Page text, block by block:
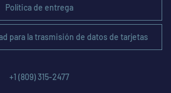
Política de entrega
para la trasmisión de datos de tarjetas
+1 (809) 315-2477